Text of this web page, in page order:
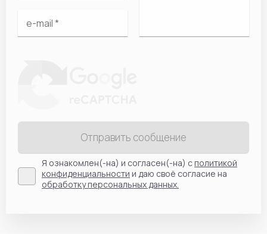
Отправить сообщение
Я ознакомлен(-на) и согласен(-на) сполитикой
конфиденциальности и даю своё согласие на
обработку персональных данных.